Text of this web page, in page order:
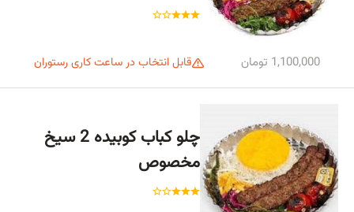
1,100,000 تومان قابل انتخاب در ساعت کاری رستوران
چلو کباب کوبیده 2 سیخ
مخصوص